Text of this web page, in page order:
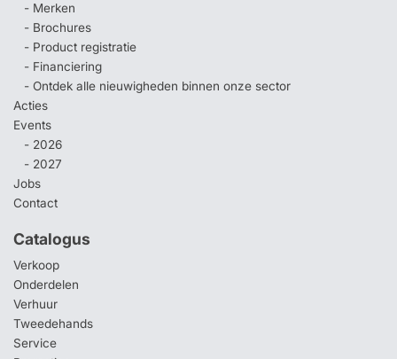
- Merken
- Brochures
- Product registratie
- Financiering
- Ontdek alle nieuwigheden binnen onze sector
Acties
Events
- 2026
- 2027
Jobs
Contact
Catalogus
Verkoop
Onderdelen
Verhuur
Tweedehands
Service